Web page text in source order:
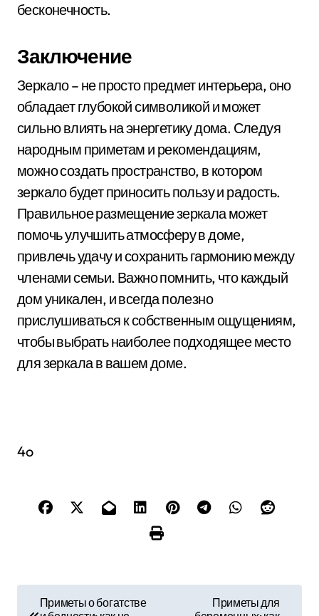
бесконечность.
Заключение
Зеркало – не просто предмет интерьера, оно
обладает глубокой символикой и может
сильно влиять на энергетику дома. Следуя
народным приметам и рекомендациям,
можно создать пространство, в котором
зеркало будет приносить пользу и радость.
Правильное размещение зеркала может
помочь улучшить атмосферу в доме,
привлечь удачу и сохранить гармонию между
членами семьи. Важно помнить, что каждый
дом уникален, и всегда полезно
прислушиваться к собственным ощущениям,
чтобы выбрать наиболее подходящее место
для зеркала в вашем доме.
4o
Приметы о богатстве
Приметы для